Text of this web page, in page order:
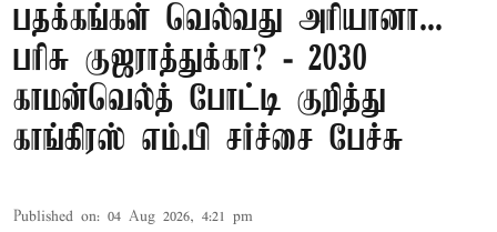
பதக்கங்கள் வெல்வது அரியானா...
பரிசு குஜராத்துக்கா? - 2030
காமன்வெல்த் போட்டி குறித்து
காங்கிரஸ் எம்.பி சர்ச்சை பேச்சு
Published on: 04 Aug 2026, 4:21 pm